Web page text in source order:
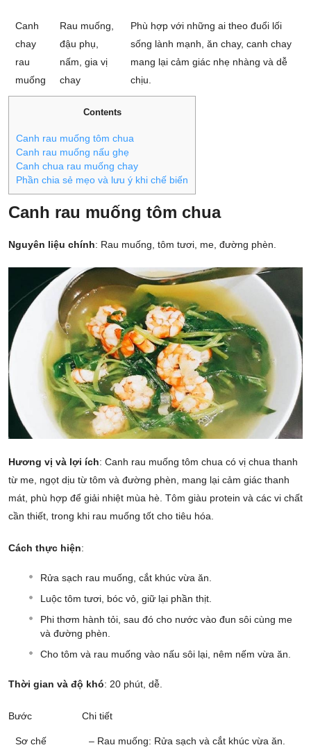
Canh
chay
rau
muống
Rau muống,
đậu phụ,
nấm, gia vị
chay
Phù hợp với những ai theo đuổi lối
sống lành mạnh, ăn chay, canh chay
mang lại cảm giác nhẹ nhàng và dễ
chịu.
Contents
Canh rau muống tôm chua
Canh rau muống nấu ghẹ
Canh chua rau muống chay
Phần chia sẻ mẹo và lưu ý khi chế biến
Canh rau muống tôm chua
Nguyên liệu chính: Rau muống, tôm tươi, me, đường phèn.
Hương vị và lợi ích: Canh rau muống tôm chua có vị chua thanh
từ me, ngọt dịu từ tôm và đường phèn, mang lại cảm giác thanh
mát, phù hợp để giải nhiệt mùa hè. Tôm giàu protein và các vi chất
cần thiết, trong khi rau muống tốt cho tiêu hóa.
Cách thực hiện:
Rửa sạch rau muống, cắt khúc vừa ăn.
Luộc tôm tươi, bóc vỏ, giữ lại phần thịt.
Phi thơm hành tỏi, sau đó cho nước vào đun sôi cùng me
và đường phèn.
Cho tôm và rau muống vào nấu sôi lại, nêm nếm vừa ăn.
Thời gian và độ khó: 20 phút, dễ.
Bước Chi tiết
Sơ chế – Rau muống: Rửa sạch và cắt khúc vừa ăn.